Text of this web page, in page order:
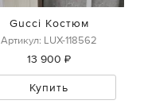
Gucci Костюм
Артикул: LUX-118562
13 900 ₽
Купить